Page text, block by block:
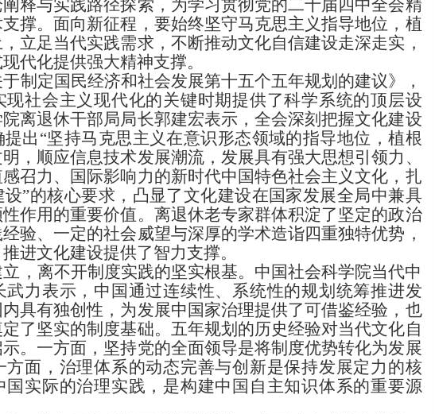
释与实践路径探索，为学习贯彻党的二十届四中全会精
撑。面向新征程，要始终坚守马克思主义指导地位，植
立足当代实践需求，不断推动文化自信建设走深走实，
代化提供强大精神支撑。
于制定国民经济和社会发展第十五个五年规划的建议》，
现社会主义现代化的关键时期提供了科学系统的顶层设
离退休干部局局长郭建宏表示，全会深刻把握文化建设
出 “坚持马克思主义在意识形态领域的指导地位，植根
，顺应信息技术发展潮流，发展具有强大思想引领力、
召力、国际影响力的新时代中国特色社会主义文化，扎
”的核心要求，凸显了文化建设在国家发展全局中兼具
作用的重要价值。离退休老专家群体积淀了坚定的政治
验、一定的社会威望与深厚的学术造诣四重独特优势，
进文化建设提供了智力支撑。
，离不开制度实践的坚实根基。中国社会科学院当代中
武力表示，中国通过连续性、系统性的规划统筹推进发
具有独创性，为发展中国家治理提供了可借鉴经验，也
了坚实的制度基础。五年规划的历史经验对当代文化自
。一方面，坚持党的全面领导是将制度优势转化为发展
方面，治理体系的动态完善与创新是保持发展定力的核
国实际的治理实践，是构建中国自主知识体系的重要源